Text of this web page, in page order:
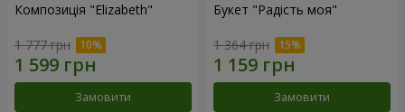
Композиція "Elizabeth"
1 777 грн
Замовити
Букет "Радість моя"
1 364 грн
Замовити